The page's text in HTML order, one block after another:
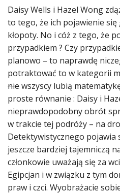
Daisy Wells i Hazel Wong
to tego, że ich pojawienie się
kłopoty. No i cóż z tego, że
przypadkiem ? Czy
planowo – to naprawdę
potraktować to w kategorii
niewszyscy lubią
proste równanie : Daisy i
nieprawdopodobny obrót
w trakcie tej podróży – na
Detektywistycznego pojawia
jeszcze bardziej tajemniczą
członkowie uważają się za
Egipcjan i w związku z tym
praw i czci. Wyobrażacie